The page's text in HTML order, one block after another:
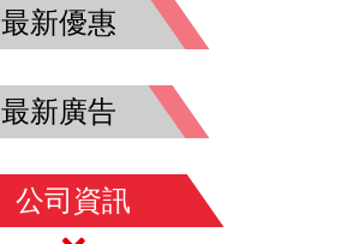
最新優惠
最新廣告
公司資訊